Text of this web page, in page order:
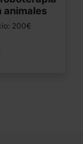
animales
200€